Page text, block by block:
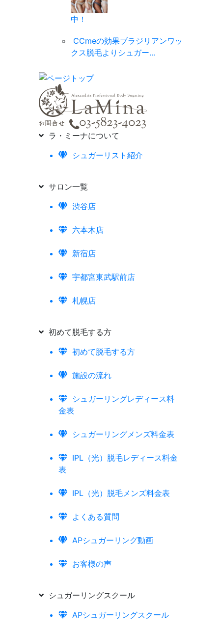
中！
CCmeの効果ブラジリアンワッ
クス脱毛よりシュガー...
ラ・ミーナについて
シュガーリスト紹介
サロン一覧
渋谷店
六本木店
新宿店
宇都宮東武駅前店
札幌店
初めて脱毛する方
初めて脱毛する方
施設の流れ
シュガーリングレディース料
金表
シュガーリングメンズ料金表
IPL（光）脱毛レディース料金
表
IPL（光）脱毛メンズ料金表
よくある質問
APシュガーリング動画
お客様の声
シュガーリングスクール
APシュガーリングスクール